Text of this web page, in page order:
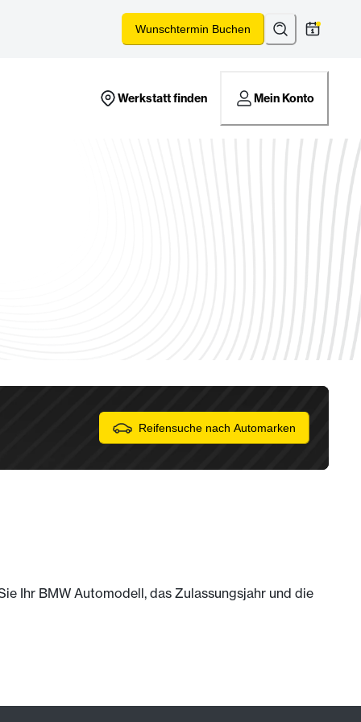
Wunschtermin Buchen Suchen*
Werkstatt finden Mein Konto
Reifensuche nach Automarken
Ihr BMW Automodell, das Zulassungsjahr und die